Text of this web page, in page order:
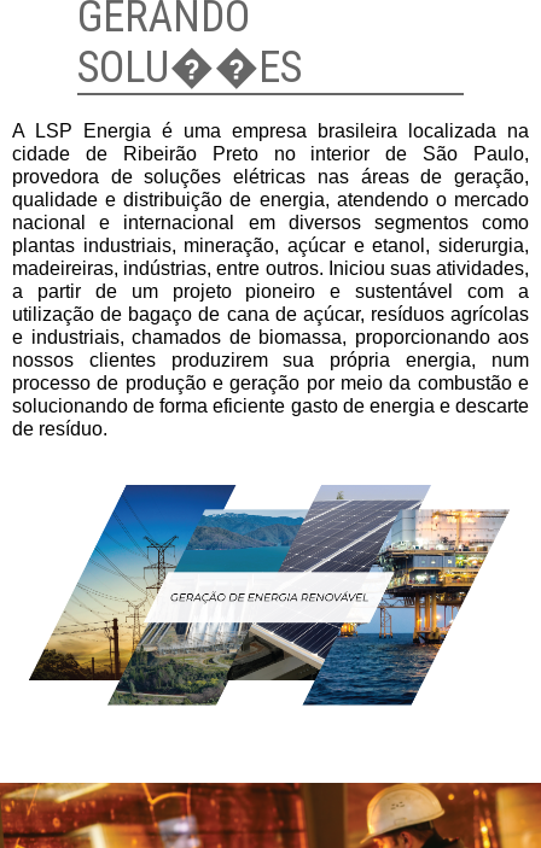
GERANDO
SOLU��ES
A LSP Energia é uma empresa brasileira localizada na
cidade de Ribeirão Preto no interior de São Paulo,
provedora de soluções elétricas nas áreas de geração,
qualidade e distribuição de energia, atendendo o mercado
nacional e internacional em diversos segmentos como
plantas industriais, mineração, açúcar e etanol, siderurgia,
madeireiras, indústrias, entre outros. Iniciou suas atividades,
a partir de um projeto pioneiro e sustentável com a
utilização de bagaço de cana de açúcar, resíduos agrícolas
e industriais, chamados de biomassa, proporcionando aos
nossos clientes produzirem sua própria energia, num
processo de produção e geração por meio da combustão e
solucionando de forma eficiente gasto de energia e descarte
de resíduo.